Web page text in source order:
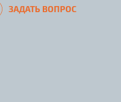
ЗАДАТЬ ВОПРОС